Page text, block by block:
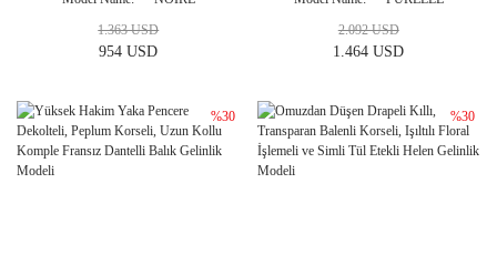
954 USD
1.363 USD
1.464 USD
2.092 USD
%30 %30